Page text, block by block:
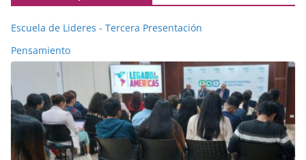
Escuela de Lideres - Tercera Presentación
Pensamiento